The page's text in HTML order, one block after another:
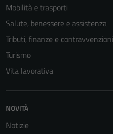
Mobilità e trasporti
Salute, benessere e assistenza
Tributi, finanze e contravvenzioni
Turismo
Vita lavorativa
NOVITÀ
Notizie